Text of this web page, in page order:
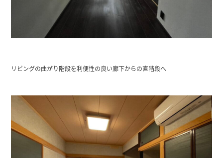
リビングの曲がり階段を利便性の良い廊下からの直階段へ